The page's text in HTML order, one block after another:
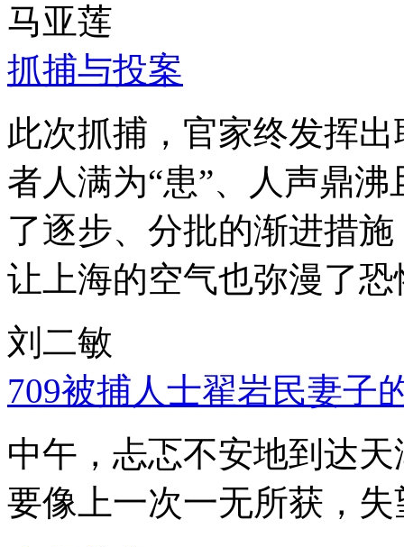
马亚莲
抓捕与投案
此次抓捕，官家终发挥
者人满为“患”、人声鼎
了逐步、分批的渐进措
让上海的空气也弥漫了
刘二敏
709被捕人士翟岩民妻子
中午，忐忑不安地到达
要像上一次一无所获，